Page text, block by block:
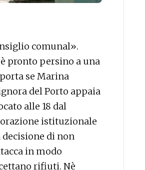
comunal».
pronto persino a una
se Marina
del Porto appaia
alle 18 dal
istituzionale
di non
in modo
rifiuti. Nè